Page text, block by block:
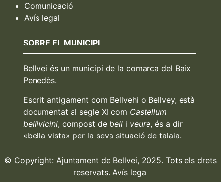
Comunicació
Avís legal
SOBRE EL MUNICIPI
Bellvei és un municipi de la comarca del Baix
Penedès.
Escrit antigament com Bellvehi o Bellvey, està
documentat al segle XI com Castellum
bellivicini, compost de belli veure, és a dir
«bella vista» per la seva situació de talaia.
© Copyright: Ajuntament de Bellvei, 2025. Tots els drets
reservats. Avís legal